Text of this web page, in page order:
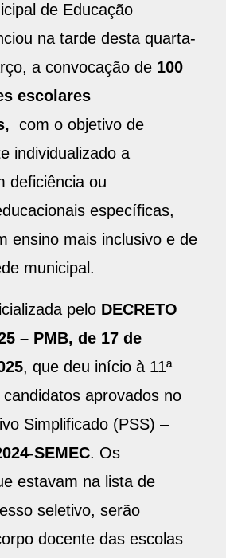
de Educação
na tarde desta quarta-
a convocação de 100
escolares
com o objetivo de
individualizado a
deficiência ou
específicas,
ensino mais inclusivo e de
municipal.
pelo DECRETO
– PMB, de 17 de
, que deu início à 11ª
aprovados no
Simplificado (PSS) –
SEMEC. Os
estavam na lista de
seletivo, serão
docente das escolas